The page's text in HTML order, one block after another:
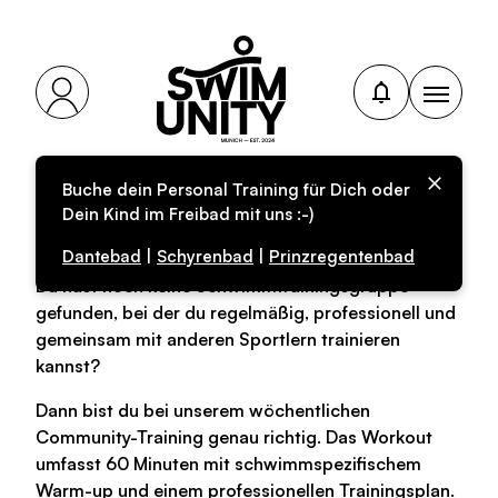
Buche dein Personal Training für Dich oder
Dein Kind im Freibad mit uns :-)
Dantebad
Schyrenbad Prinzregentenbad
Community-Training
Du hast noch keine Schwimmtrainingsgruppe
gefunden, bei der du regelmäßig, professionell und
gemeinsam mit anderen Sportlern trainieren
kannst?
Dann bist du bei unserem wöchentlichen
Community-Training genau richtig. Das Workout
umfasst 60 Minuten mit schwimmspezifischem
Warm-up und einem professionellen Trainingsplan.